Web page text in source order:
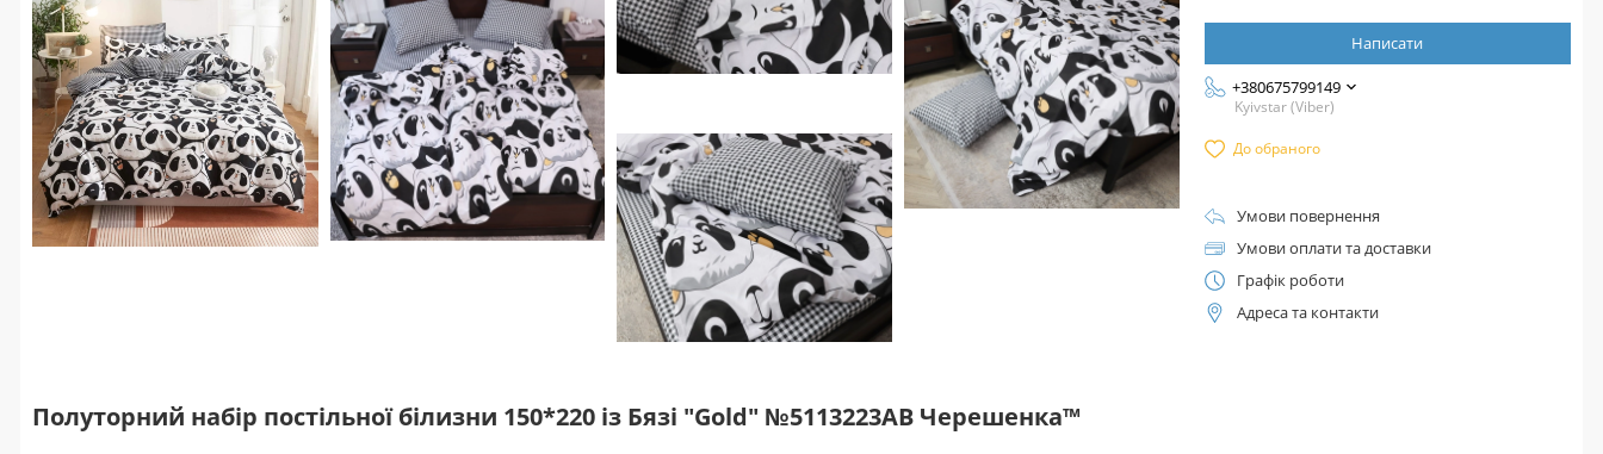
Полуторний набір постільної білизни 150*220 із Бязі "Gold" №5113223AB Черешенка™
Написати
+380675799149
Kyivstar (Viber)
До обраного
Умови повернення
Умови оплати та доставки
Графік роботи
Адреса та контакти